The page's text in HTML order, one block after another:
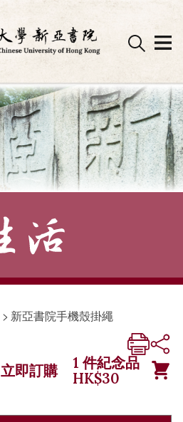
> 新亞書院手機殼掛繩
立即訂購 1 件紀念品
HK$30